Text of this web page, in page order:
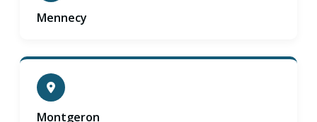
Mennecy
Montgeron